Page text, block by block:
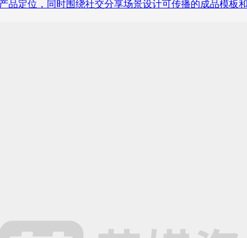
品定位，同时围绕社交分享场景设计可传播的成品模板